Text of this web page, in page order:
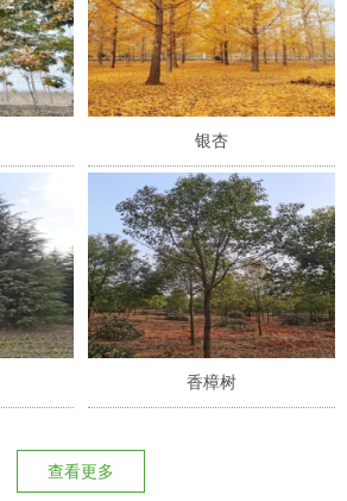
银杏
香樟树
查看更多